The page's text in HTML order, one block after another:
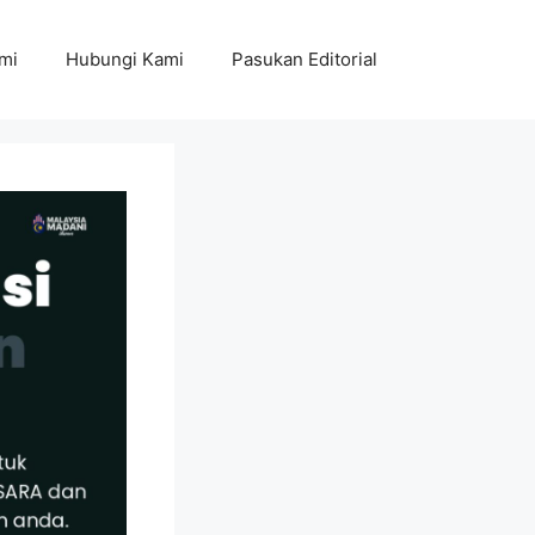
Hubungi Kami Pasukan Editorial